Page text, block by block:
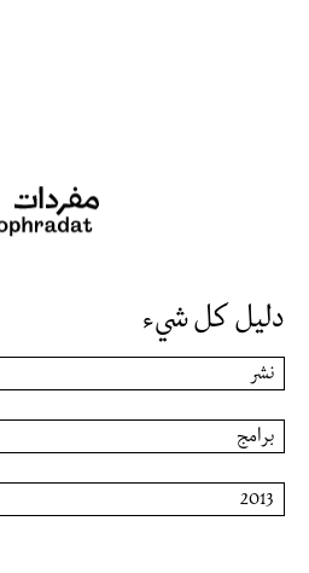
دليل كل شيء
نشر
برامج
2013